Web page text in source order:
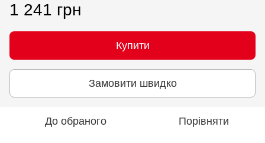
1 241 грн
Купити
Замовити швидко
До обраного Порівняти